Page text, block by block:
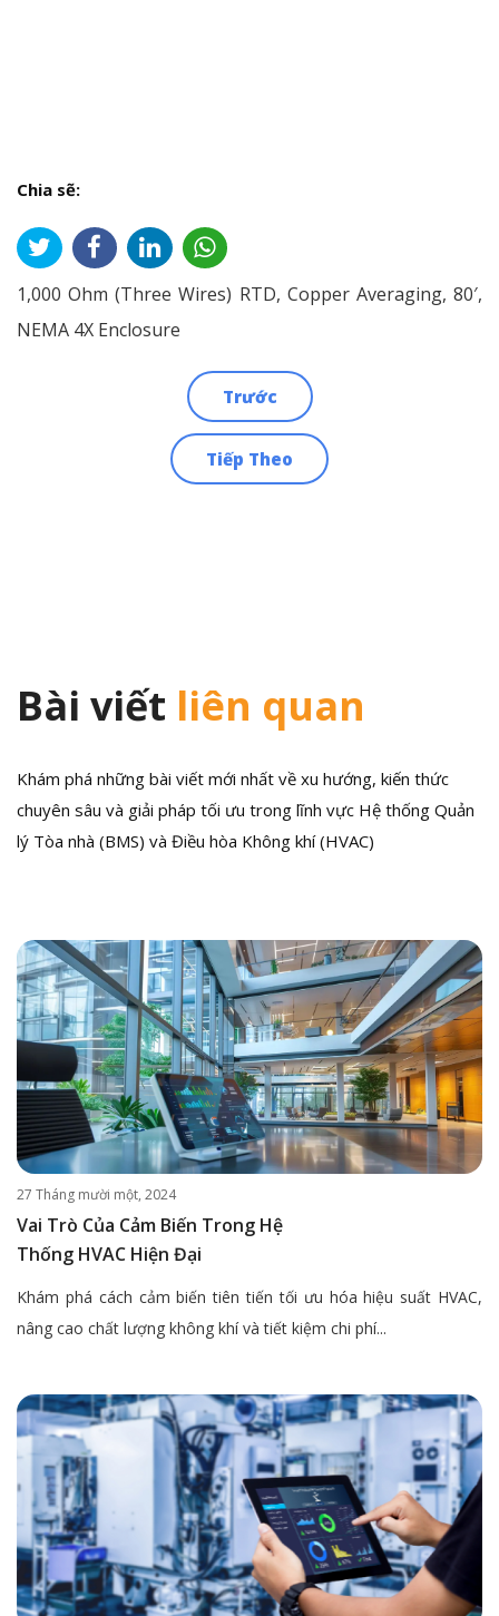
Chia sẽ:
1,000 Ohm (Three Wires) RTD, Copper Averaging, 80′,
NEMA 4X Enclosure
Trước
Tiếp Theo
Bài viết liên quan
Khám phá những bài viết mới nhất về xu hướng, kiến thức
chuyên sâu và giải pháp tối ưu trong lĩnh vực Hệ thống Quản
lý Tòa nhà (BMS) và Điều hòa Không khí (HVAC)
27 Tháng mười một, 2024
Vai Trò Của Cảm Biến Trong Hệ
Thống HVAC Hiện Đại
Khám phá cách cảm biến tiên tiến tối ưu hóa hiệu suất HVAC,
nâng cao chất lượng không khí và tiết kiệm chi phí...